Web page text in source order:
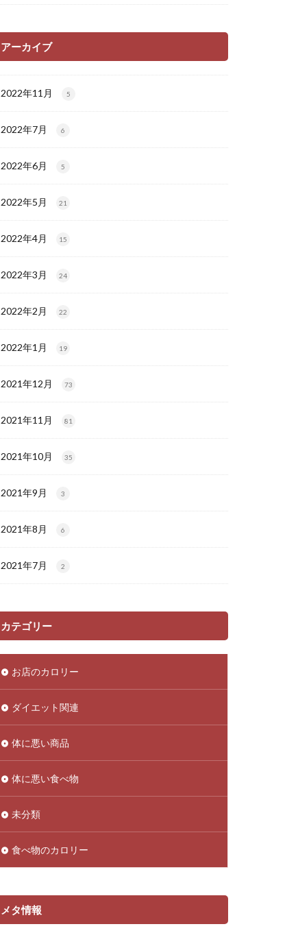
アーカイブ
2022年11月 5
2022年7月 6
2022年6月 5
2022年5月 21
2022年4月 15
2022年3月 24
2022年2月 22
2022年1月 19
2021年12月 73
2021年11月 81
2021年10月 35
2021年9月 3
2021年8月 6
2021年7月 2
カテゴリー
お店のカロリー
ダイエット関連
体に悪い商品
体に悪い食べ物
未分類
食べ物のカロリー
メタ情報